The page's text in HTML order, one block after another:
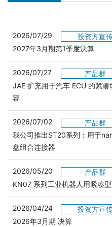
2026/07/29
投资方宣
2027年3月期第1季度決算
2026/07/27
产品群
JAE 扩充用于汽车 ECU 的紧
容
2026/07/02
产品群
我公司推出ST20系列：用于
盘组合连接器
2026/05/20
产品群
KN07 系列工业机器人用紧凑
2026/04/24
投资方宣
2026年3月期 决算